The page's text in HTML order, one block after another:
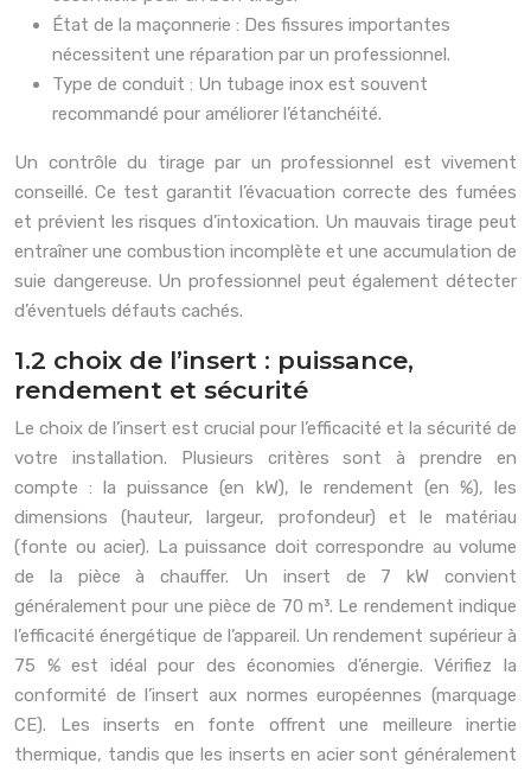
État de la maçonnerie : Des fissures importantes
nécessitent une réparation par un professionnel.
Type de conduit : Un tubage inox est souvent
recommandé pour améliorer l’étanchéité.
Un contrôle du tirage par un professionnel est vivement
conseillé. Ce test garantit l’évacuation correcte des fumées
et prévient les risques d’intoxication. Un mauvais tirage peut
entraîner une combustion incomplète et une accumulation de
suie dangereuse. Un professionnel peut également détecter
d’éventuels défauts cachés.
1.2 choix de l’insert : puissance,
rendement et sécurité
Le choix de l’insert est crucial pour l’efficacité et la sécurité de
votre installation. Plusieurs critères sont à prendre en
compte : la puissance (en kW), le rendement (en %), les
dimensions (hauteur, largeur, profondeur) et le matériau
(fonte ou acier). La puissance doit correspondre au volume
de la pièce à chauffer. Un insert de 7 kW convient
généralement pour une pièce de 70 m³. Le rendement indique
l’efficacité énergétique de l’appareil. Un rendement supérieur à
75 % est idéal pour des économies d’énergie. Vérifiez la
conformité de l’insert aux normes européennes (marquage
CE). Les inserts en fonte offrent une meilleure inertie
thermique, tandis que les inserts en acier sont généralement